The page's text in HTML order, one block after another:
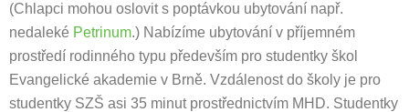
(Chlapci mohou oslovit s poptávkou ubytování např.
nedaleké Petrinum.) Nabízíme ubytování v příjemném
prostředí rodinného typu především pro studentky škol
Evangelické akademie v Brně. Vzdálenost do školy je pro
studentky SZŠ asi 35 minut prostřednictvím MHD. Studentky